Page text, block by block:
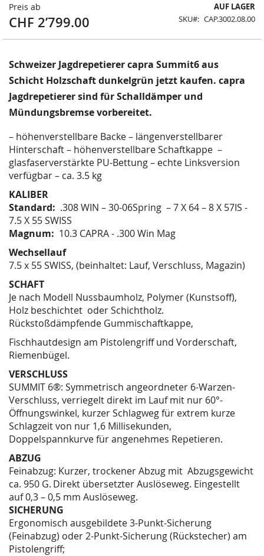
Preis ab
CHF 2’799.00
AUF LAGER
SKU
CAP.3002.08.00
Schweizer Jagdrepetierer capra Summit6 aus
Schicht Holzschaft dunkelgrün jetzt kaufen. capra
Jagdrepetierer sind für Schalldämper und
Mündungsbremse vorbereitet.
– höhenverstellbare Backe – längenverstellbarer
Hinterschaft – höhenverstellbare Schaftkappe –
glasfaserverstärkte PU-Bettung – echte Linksversion
verfügbar – ca. 3.5 kg
KALIBER
Standard: .308 WIN – 30-06Spring – 7 X 64 – 8 X 57IS -
7.5 X 55 SWISS
Magnum: 10.3 CAPRA - .300 Win Mag
Wechsellauf
7.5 x 55 SWISS, (beinhaltet: Lauf, Verschluss, Magazin)
SCHAFT
Je nach Modell Nussbaumholz, Polymer (Kunstsoff),
Holz beschichtet oder Schichtholz.
Rückstoßdämpfende Gummischaftkappe,
Fischhautdesign am Pistolengriff und Vorderschaft,
Riemenbügel.
VERSCHLUSS
SUMMIT 6®: Symmetrisch angeordneter 6-Warzen-
Verschluss, verriegelt direkt im Lauf mit nur 60°-
Öffnungswinkel, kurzer Schlagweg für extrem kurze
Schlagzeit von nur 1,6 Millisekunden,
Doppelspannkurve für angenehmes Repetieren.
ABZUG
Feinabzug: Kurzer, trockener Abzug mit Abzugsgewicht
ca. 950 G. Direkt übersetzter Auslöseweg. Eingestellt
auf 0,3 – 0,5 mm Auslöseweg.
SICHERUNG
Ergonomisch ausgebildete 3-Punkt-Sicherung
(Feinabzug) oder 2-Punkt-Sicherung (Rückstecher) am
Pistolengriff;
Zum
Anfang
der
Bildergalerie